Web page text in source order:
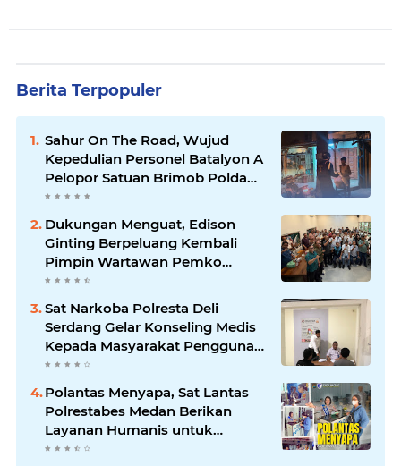
Berita Terpopuler
Sahur On The Road, Wujud
Kepedulian Personel Batalyon A
Pelopor Satuan Brimob Polda
Sumut di Dini Hari Ramadhan
Dukungan Menguat, Edison
Ginting Berpeluang Kembali
Pimpin Wartawan Pemko
Medan
Sat Narkoba Polresta Deli
Serdang Gelar Konseling Medis
Kepada Masyarakat Pengguna
Narkotika di Posko Kampung
Polantas Menyapa, Sat Lantas
Polrestabes Medan Berikan
Layanan Humanis untuk
Pendaftaran Pemohon SIM